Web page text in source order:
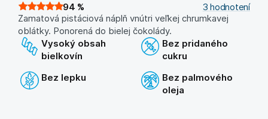
94 % 3 hodnotení
Zamatová pistáciová náplň vnútri veľkej chrumkavej
oblátky. Ponorená do bielej čokolády.
Vysoký obsah
bielkovín
Bez pridaného
cukru
Bez lepku
Bez palmového
oleja